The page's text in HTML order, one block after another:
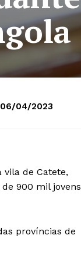
06/04/2023
vila de Catete,
900 mil jovens
províncias de